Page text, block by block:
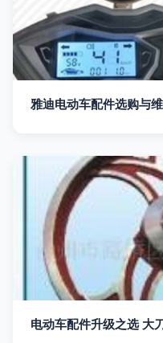
雅迪电动车配件选购与
电动车配件升级之选 大